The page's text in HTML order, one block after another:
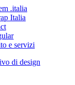
.italia
Italia
e servizi
di design